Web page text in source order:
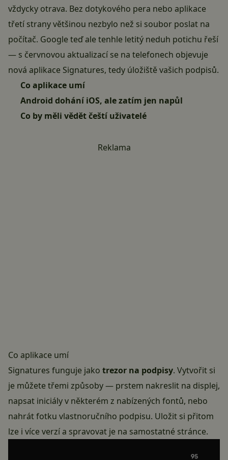
vždycky otrava. Bez dotykového pera nebo aplikace
třetí strany většinou nezbylo než si soubor poslat na
počítač. Google teď ale tenhle letitý neduh potichu řeší
— s červnovou aktualizací se na telefonech objevuje
nová aplikace Signatures, tedy úložiště vašich podpisů.
Co aplikace umí
Android dohání iOS, ale zatím jen napůl
Co by měli vědět čeští uživatelé
Reklama
Co aplikace umí
Signatures funguje jako trezor na podpisy. Vytvořit si
je můžete třemi způsoby — prstem nakreslit na displej,
napsat iniciály v některém z nabízených fontů, nebo
nahrát fotku vlastnoručního podpisu. Uložit si přitom
lze i více verzí a spravovat je na samostatné stránce.